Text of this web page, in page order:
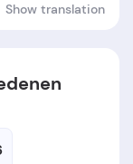
Show translation